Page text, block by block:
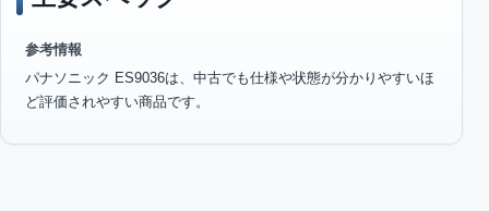
参考情報
パナソニック ES9036は、中古でも仕様や状態が分かりやすいほ
ど評価されやすい商品です。